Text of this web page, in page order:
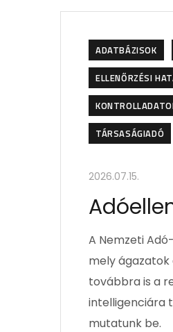
ADATBÁZISOK
ELLENŐRZÉSI
TÁRSASÁGIADÓ
2026.07.15.
A Nemzeti
mely
továbbra is a
intelligenciára
mutatunk be.